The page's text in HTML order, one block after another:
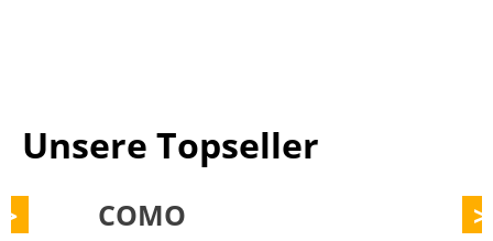
Unsere Topseller
COMO